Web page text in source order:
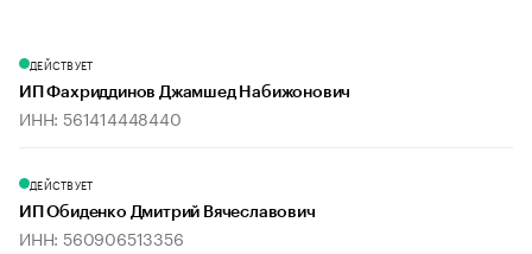
ДЕЙСТВУЕТ
ИП Фахриддинов Джамшед Набижонович
ИНН: 561414448440
ДЕЙСТВУЕТ
ИП Обиденко Дмитрий Вячеславович
ИНН: 560906513356